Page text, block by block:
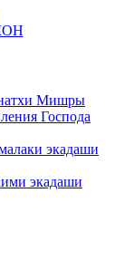
Мишры
Господа
экадаши
экадаши